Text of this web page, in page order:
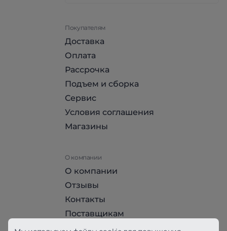
Покупателям
Доставка
Оплата
Рассрочка
Подъем и сборка
Сервис
Условия соглашения
Магазины
О компании
О компании
Отзывы
Контакты
Поставщикам
Стать партнером HomeHit